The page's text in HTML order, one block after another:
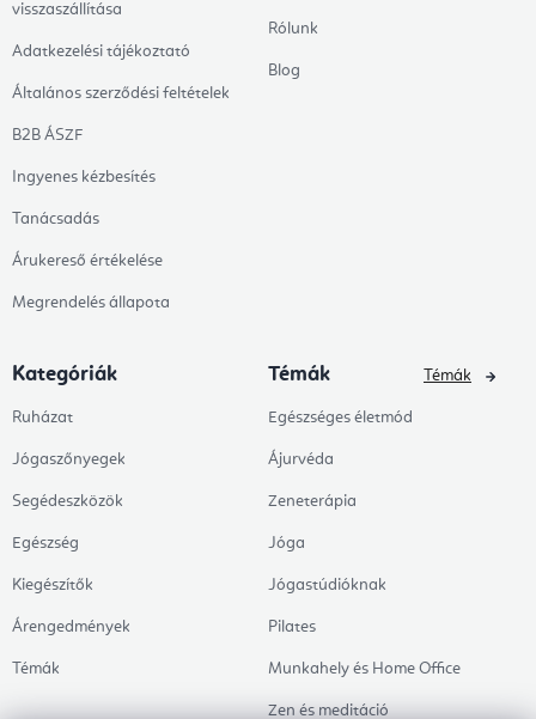
visszaszállítása
Adatkezelési tájékoztató
Általános szerződési feltételek
B2B ÁSZF
Ingyenes kézbesítés
Tanácsadás
Árukereső értékelése
Megrendelés állapota
Rólunk
Blog
Kategóriák
Ruházat
Jógaszőnyegek
Segédeszközök
Egészség
Kiegészítők
Árengedmények
Témák
Témák
Egészséges életmód
Ájurvéda
Zeneterápia
Jóga
Jógastúdióknak
Pilates
Munkahely és Home Office
Zen és meditáció
Témák